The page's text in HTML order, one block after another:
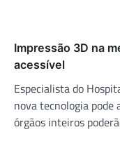
Impressão 3D na
acessível
Especialista do
nova tecnologia
órgãos inteiros